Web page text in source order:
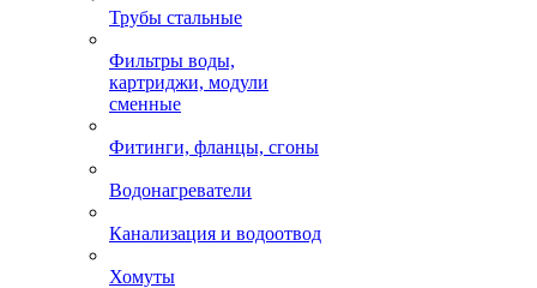
Трубы стальные
Фильтры воды,
картриджи, модули
сменные
Фитинги, фланцы, сгоны
Водонагреватели
Канализация и водоотвод
Хомуты